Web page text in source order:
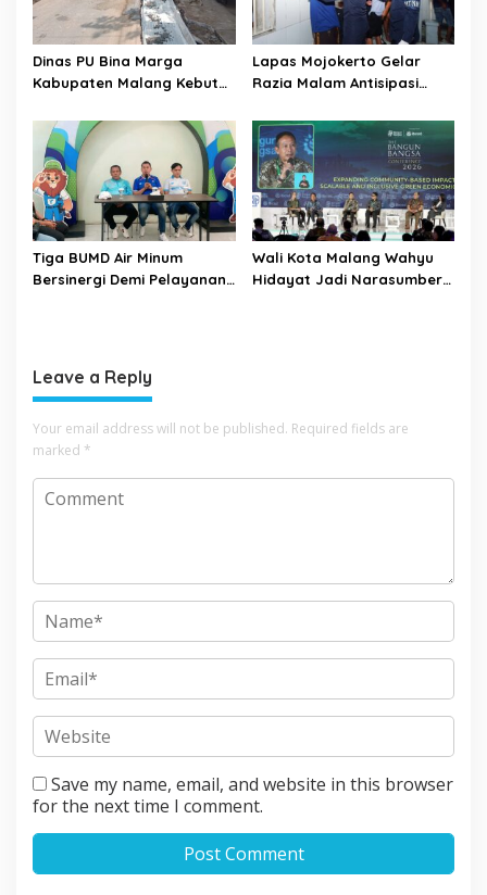
Dinas PU Bina Marga
Kabupaten Malang Kebut
Wijaya Kepanjen
Lapas Mojokerto Gelar
Razia Malam Antisipasi
Tiga BUMD Air Minum
Bersinergi Demi Pelayanan
Wali Kota Malang Wahyu
Hidayat Jadi Narasumber
Leave a Reply
Your email address will not be published. Required fields are
marked *
Save my name, email, and website in this browser
for the next time I comment.